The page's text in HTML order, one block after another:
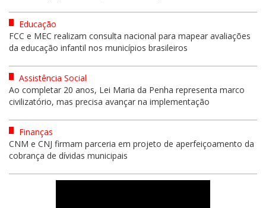
Educação
FCC e MEC realizam consulta nacional para mapear avaliações
da educação infantil nos municípios brasileiros
Assistência Social
Ao completar 20 anos, Lei Maria da Penha representa marco
civilizatório, mas precisa avançar na implementação
Finanças
CNM e CNJ firmam parceria em projeto de aperfeiçoamento da
cobrança de dívidas municipais